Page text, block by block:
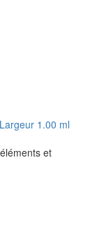
1.00 ml
et